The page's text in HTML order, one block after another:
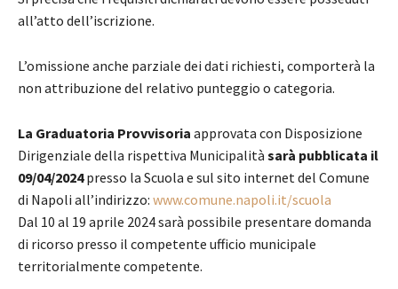
all’atto dell’iscrizione.
L’omissione anche parziale dei dati richiesti, comporterà la
non attribuzione del relativo punteggio o categoria.
La Graduatoria Provvisoria approvata con Disposizione
Dirigenziale della rispettiva Municipalità sarà pubblicata il
09/04/2024presso la Scuola e sul sito internet del Comune
di Napoli all’indirizzo: www.comune.napoli.it/scuola
Dal 10 al 19 aprile 2024 sarà possibile presentare domanda
di ricorso presso il competente ufficio municipale
territorialmente competente.